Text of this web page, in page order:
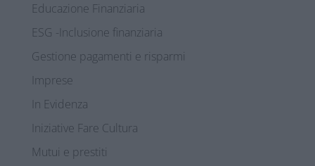
Educazione Finanziaria
ESG -Inclusione finanziaria
Gestione pagamenti e risparmi
Imprese
In Evidenza
Iniziative Fare Cultura
Mutui e prestiti